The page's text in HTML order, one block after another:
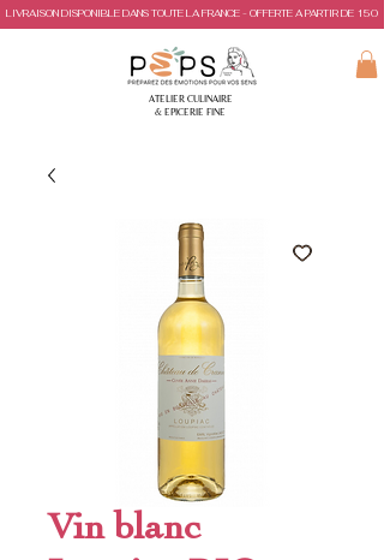
LIVRAISON DISPONIBLE DANS TOUTE LA FRANCE - OFFERTE A PARTIR DE 150€
ATELIER CULINAIRE
& EPICERIE FINE
Vin blanc